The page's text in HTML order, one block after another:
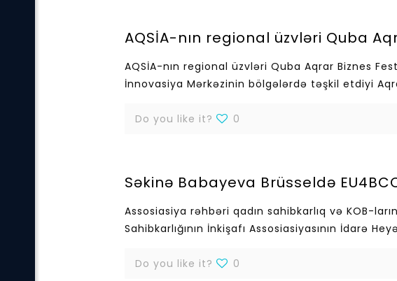
AQSİA-nın regional üzvləri Quba
AQSİA-nın regional üzvləri Quba Aqrar Biznes
İnnovasiya Mərkəzinin bölgələrdə təşkil etdiyi
Do you like it? 0
Səkinə Babayeva Brüsseldə
Assosiasiya rəhbəri qadın sahibkarlıq və KOB-
Sahibkarlığının İnkişafı Assosiasiyasının İdarə
Do you like it? 0